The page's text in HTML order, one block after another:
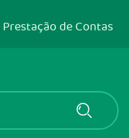
de Contas